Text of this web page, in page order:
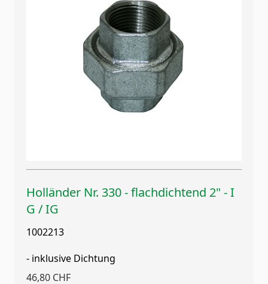
Holländer Nr. 330 - flachdichtend 2" - I
G / IG
1002213
- inklusive Dichtung
46,80 CHF